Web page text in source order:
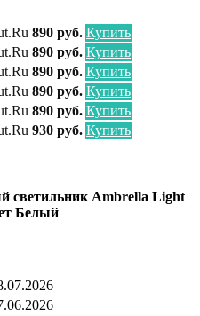
890 руб. Купить
890 руб. Купить
890 руб. Купить
890 руб. Купить
890 руб. Купить
930 руб. Купить
светильник Ambrella Light
Белый